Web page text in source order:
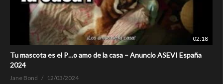
02:18
Tu mascota es el P…o amo de la casa – Anuncio ASEVI España
2024
Jane Bond 12/03/2024